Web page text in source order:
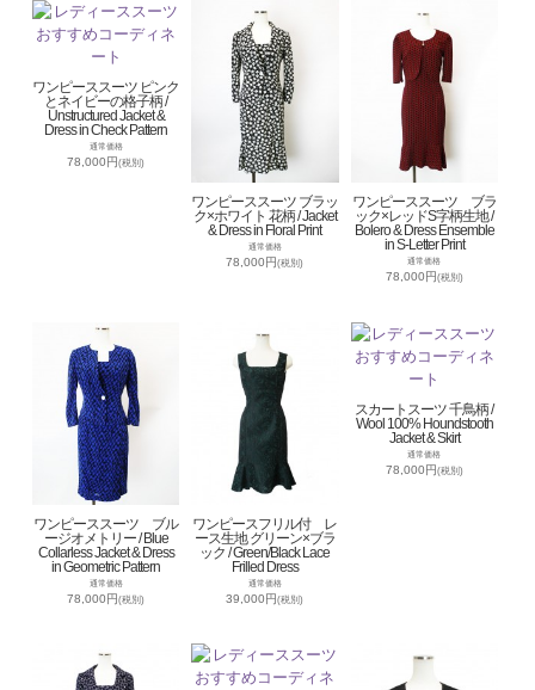
ワンピーススーツ ピンク
とネイビーの格子柄 /
Unstructured Jacket &
Dress in Check Pattern
通常価格
78,000円(税別)
ワンピーススーツ ブラッ
ク×ホワイト 花柄 / Jacket
& Dress in Floral Print
通常価格
78,000円(税別)
ワンピーススーツ ブラ
ック×レッドS字柄生地 /
Bolero & Dress Ensemble
in S-Letter Print
通常価格
78,000円(税別)
ワンピーススーツ ブル
ージオメトリー / Blue
Collarless Jacket & Dress
in Geometric Pattern
通常価格
78,000円(税別)
ワンピースフリル付 レ
ース生地 グリーン×ブラ
ック / Green/Black Lace
Frilled Dress
通常価格
39,000円(税別)
スカートスーツ 千鳥柄 /
Wool 100% Houndstooth
Jacket & Skirt
通常価格
78,000円(税別)